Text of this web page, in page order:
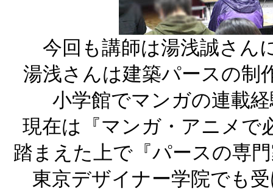
今回も講師は湯浅誠さん
湯浅さんは建築パースの制
小学館でマンガの連載
現在は『マンガ・アニメで
踏まえた上で『パースの専
東京デザイナー学院でも